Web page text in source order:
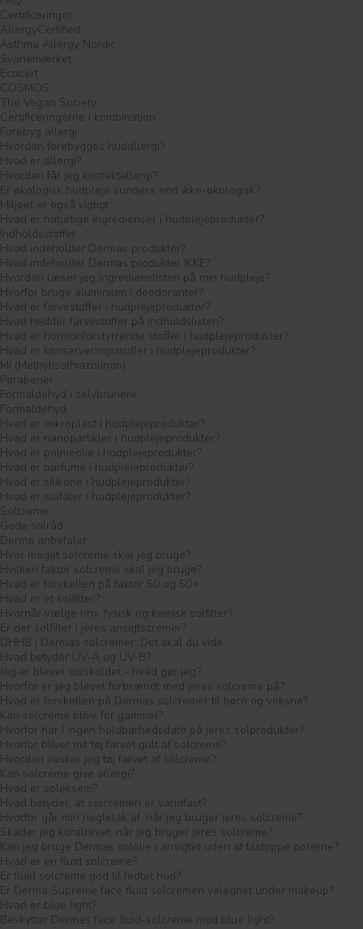
Certificeringer
AllergyCertified
Asthma Allergy Nordic
Svanemærket
Ecocert
COSMOS
The Vegan Society
Certificeringerne i kombination
Forebyg allergi
Hvordan forebygges hudallergi?
Hvad er allergi?
Hvordan får jeg kontaktallergi?
Er økologisk hudpleje sundere end ikke-økologisk?
Miljøet er også vigtigt
Hvad er naturlige ingredienser i hudplejeprodukter?
Indholdsstoffer
Hvad indeholder Dermas produkter?
Hvad indeholder Dermas produkter IKKE?
Hvordan læser jeg ingredienslisten på min hudpleje?
Hvorfor bruge aluminium i deodoranter?
Hvad er farvestoffer i hudplejeprodukter?
Hvad hedder farvestoffer på indholdslisten?
Hvad er hormonforstyrrende stoffer i hudplejeprodukter?
Hvad er konserveringsmidler i hudplejeprodukter?
MI (Methylisothiazolinon)
Parabener
Formaldehyd i selvbrunere
Formaldehyd
Hvad er mikroplast i hudplejeprodukter?
Hvad er nanopartikler i hudplejeprodukter?
Hvad er palmeolie i hudplejeprodukter?
Hvad er parfume i hudplejeprodukter?
Hvad er silikone i hudplejeprodukter?
Hvad er sulfater i hudplejeprodukter?
Solcreme
Gode solråd
Derma anbefaler
Hvor meget solcreme skal jeg bruge?
Hvilken faktor solcreme skal jeg bruge?
Hvad er forskellen på faktor 50 og 50+
Hvad er et solfilter?
Hvornår vælge hhv. fysisk og kemisk solfilter?
Er der solfilter i jeres ansigtscremer?
DHHB i Dermas solcremer: Det skal du vide
Hvad betyder UV-A og UV-B?
Jeg er blevet solskoldet - hvad gør jeg?
Hvorfor er jeg blevet forbrændt med jeres solcreme på?
Hvad er forskellen på Dermas solcremer til børn og voksne?
Kan solcreme blive for gammel?
Hvorfor har I ingen holdbarhedsdato på jeres solprodukter?
Hvorfor bliver mit tøj farvet gult af solcreme?
Hvordan vasker jeg tøj farvet af solcreme?
Kan solcreme give allergi?
Hvad er soleksem?
Hvad betyder, at solcremen er vandfast?
Hvorfor går min neglelak af, når jeg bruger jeres solcreme?
Skader jeg koralrevet, når jeg bruger jeres solcreme?
Kan jeg bruge Dermas sololie i ansigtet uden at tilstoppe porerne?
Hvad er en fluid solcreme?
Er fluid solcreme god til fedtet hud?
Er Derma Supreme face fluid solcremen velegnet under makeup?
Hvad er blue light?
Beskytter Dermas face fluid-solcreme mod blue light?